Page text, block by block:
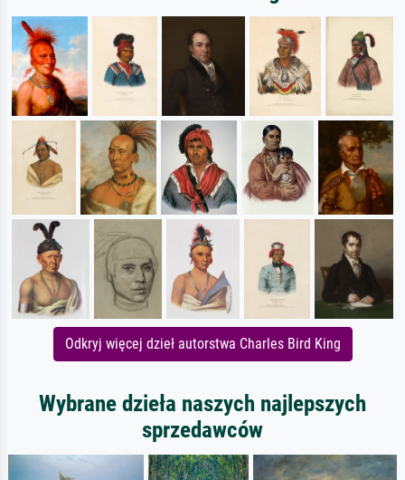
Odkryj więcej dzieł autorstwa Charles Bird King
Wybrane dzieła naszych najlepszych
sprzedawców